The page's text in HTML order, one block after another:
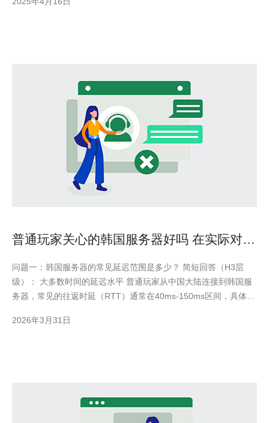
并不容易。因此，代理韩国服务器成为了解决这一问题的好方法。
普通玩家关心的韩国服务器好吗 在实际对战
问题一：韩国服务器的常见延迟范围是多少？ 简短回答（H3层
级）： 大多数时间的延迟水平 普通玩家从中国大陆连接到韩国服
务器，常见的往返时延（RTT）通常在40ms-150ms区间，具体受
到首尔的稳定国际链路，常见可达到40ms-80ms；西南部或移动
2026年3月31日